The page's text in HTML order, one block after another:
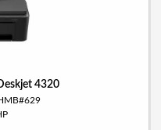
4320